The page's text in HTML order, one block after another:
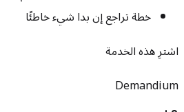
خطة تراجع إن بدا شيء خاطئًا
اشترِ هذه الخدمة
Demandium